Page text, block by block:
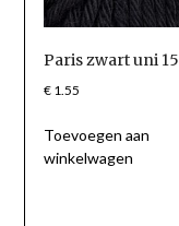
Paris zwart uni 15
€1.55
Toevoegen aan
winkelwagen